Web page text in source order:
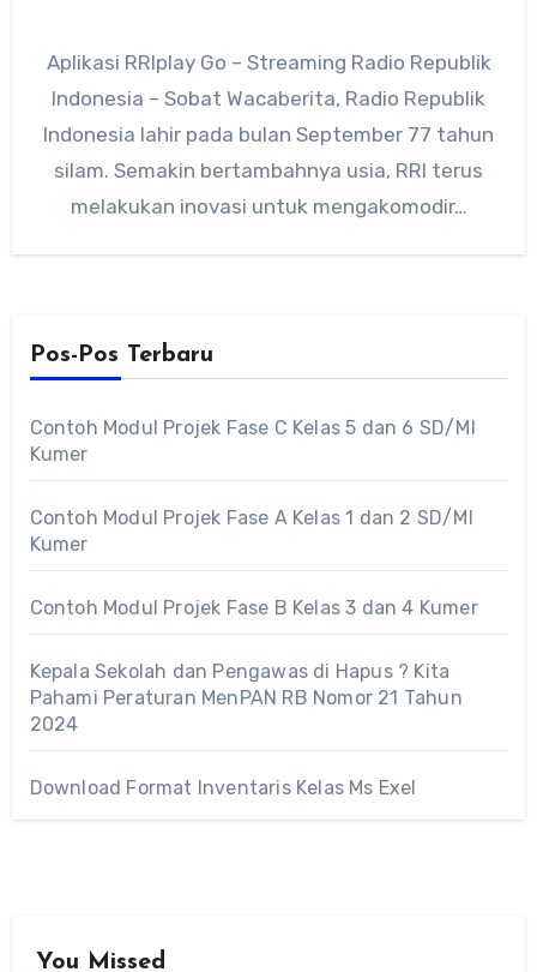
Aplikasi RRIplay Go – Streaming Radio Republik
Indonesia – Sobat Wacaberita, Radio Republik
Indonesia lahir pada bulan September 77 tahun
silam. Semakin bertambahnya usia, RRI terus
melakukan inovasi untuk mengakomodir…
Pos-Pos Terbaru
Contoh Modul Projek Fase C Kelas 5 dan 6 SD/MI
Kumer
Contoh Modul Projek Fase A Kelas 1 dan 2 SD/MI
Kumer
Contoh Modul Projek Fase B Kelas 3 dan 4 Kumer
Kepala Sekolah dan Pengawas di Hapus ? Kita
Pahami Peraturan MenPAN RB Nomor 21 Tahun
2024
Download Format Inventaris Kelas Ms Exel
You Missed